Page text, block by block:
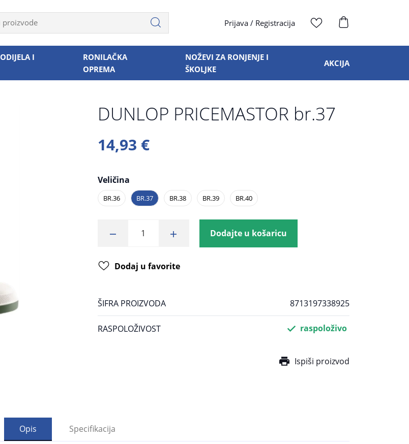
Prijava / Registracija
I
RONILAČKA
OPREMA
NOŽEVI ZA RONJENJE I
ŠKOLJKE
AKCIJA
DUNLOP PRICEMASTOR br.37
14,93 €
Veličina
BR.36 BR.37 BR.38 BR.39 BR.40
Dodajte u košaricu
Dodaj u favorite
ŠIFRA PROIZVODA 8713197338925
RASPOLOŽIVOST raspoloživo
Ispiši proizvod
Opis Specifikacija